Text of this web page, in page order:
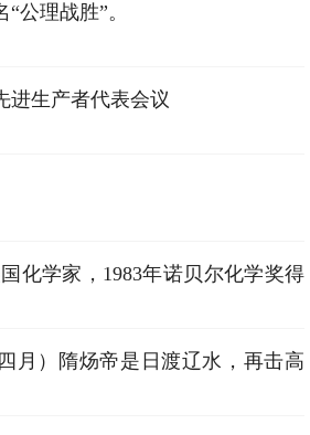
公理战胜”。
进生产者代表会议
化学家，1983年诺贝尔化学奖得
月）隋炀帝是日渡辽水，再击高